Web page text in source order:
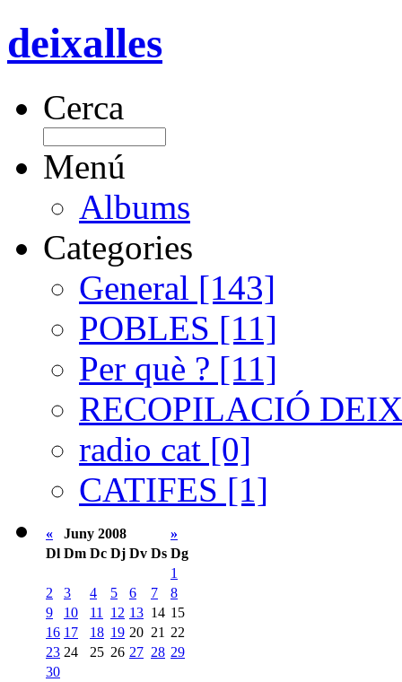
deixalles
Cerca
Menú
Albums
Categories
General [143]
POBLES [11]
Per què ? [11]
RECOPILACIÓ
radio cat [0]
CATIFES [1]
« Juny 2008
»
Dl Dm Dc Dj Dv Ds Dg
1
2
3 4 5 6 7
8
9
10 11 12 13 14 15
16 17 18 19 20 21 22
23 24 25 26 27 28 29
30